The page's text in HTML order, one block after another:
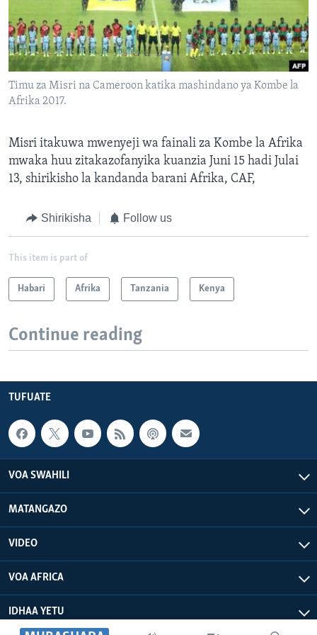
Timu za Misri na Cameroon katika mashindano ya Kombe la
Afrika 2017.
Misri itakuwa mwenyeji wa fainali za Kombe la Afrika
mwaka huu zitakazofanyika kuanzia Juni 15 hadi Julai
13, shirikisho la kandanda barani Afrika, CAF,
Shirikisha Follow us
This item is part of
Habari Afrika Tanzania Kenya
Continue reading
TUFUATE
VOA SWAHILI
MATANGAZO
VIDEO
VOA AFRICA
IDHAA YETU